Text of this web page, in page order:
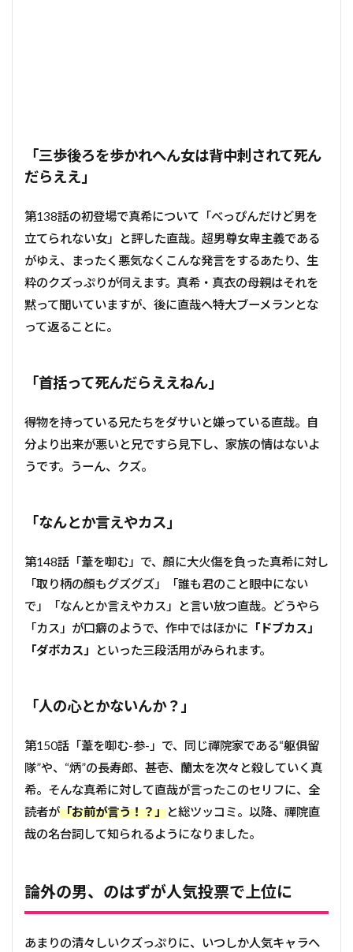
「三歩後ろを歩かれへん女は背中刺されて死ん
だらええ」
第138話の初登場で真希について「べっぴんだけど男を
立てられない女」と評した直哉。超男尊女卑主義である
がゆえ、まったく悪気なくこんな発言をするあたり、生
粋のクズっぷりが伺えます。真希・真衣の母親はそれを
黙って聞いていますが、後に直哉へ特大ブーメランとな
って返ることに。
「首括って死んだらええねん」
得物を持っている兄たちをダサいと嫌っている直哉。自
分より出来が悪いと兄ですら見下し、家族の情はないよ
うです。うーん、クズ。
「なんとか言えやカス」
第148話「葦を啣む」で、顔に大火傷を負った真希に対し
「取り柄の顔もグズグズ」「誰も君のこと眼中にない
で」「なんとか言えやカス」と言い放つ直哉。どうやら
「カス」が口癖のようで、作中ではほかに 「ドブカス」
「ダボカス」
といった三段活用がみられます。
「人の心とかないんか？」
第150話「葦を啣む-参-」で、同じ禪院家である“躯俱留
隊”や、“炳”の長寿郎、甚壱、蘭太を次々と殺していく真
希。そんな真希に対して直哉が言ったこのセリフに、全
読者が「お前が言う！？」と総ツッコミ。以降、禪院直
哉の名台詞して知られるようになりました。
論外の男、のはずが人気投票で上位に
あまりの清々しいクズっぷりに、いつしか人気キャラへ